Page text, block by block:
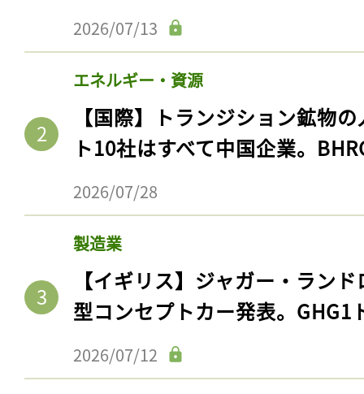
2026/07/13
エネルギー・資源
【国際】トランジション鉱物
ト10社はすべて中国企業。
2026/07/28
製造業
【イギリス】ジャガー・ラン
型コンセプトカー発表。GHG1
2026/07/12